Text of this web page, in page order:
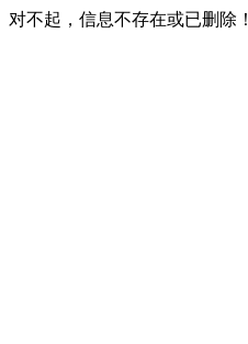
对不起，信息不存在或已删除！